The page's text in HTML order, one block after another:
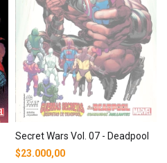
Secret Wars Vol. 07 - Deadpool
$23.000,00